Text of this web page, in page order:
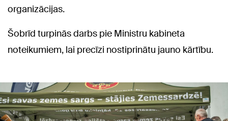
organizācijas.
Šobrīd turpinās darbs pie Ministru kabineta
noteikumiem, lai precīzi nostiprinātu jauno kārtību.